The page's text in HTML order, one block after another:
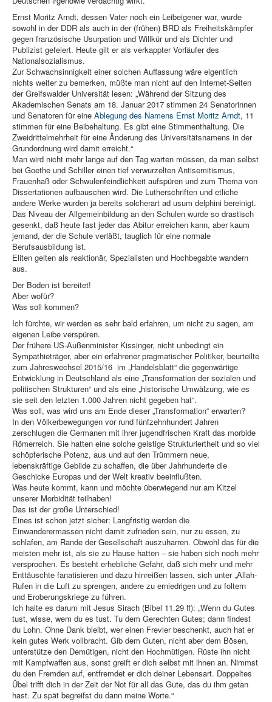
Ernst Moritz Arndt, dessen Vater noch ein Leibeigener war, wurde
sowohl in der DDR als auch in der (frühen) BRD als Freiheitskämpfer
gegen französische Usurpation und Willkür und als Dichter und
Publizist gefeiert. Heute gilt er als verkappter Vorläufer des
Nationalsozialismus.
Zur Schwachsinnigkeit einer solchen Auffassung wäre eigentlich
nichts weiter zu bemerken, müßte man nicht auf den Internet-Seiten
der Greifswalder Universität lesen: „Während der Sitzung des
Akademischen Senats am 18. Januar 2017 stimmen 24 Senatorinnen
und Senatoren für eine Ablegung des Namens Ernst Moritz Arndt, 11
stimmen für eine Beibehaltung. Es gibt eine Stimmenthaltung. Die
Zweidrittelmehrheit für eine Änderung des Universitätsnamens in der
Grundordnung wird damit erreicht.“
Man wird nicht mehr lange auf den Tag warten müssen, da man selbst
bei Goethe und Schiller einen tief verwurzelten Antisemitismus,
Frauenhaß oder Schwulenfeindlichkeit aufspüren und zum Thema von
Dissertationen aufbauschen wird. Die Lutherschriften und etliche
andere Werke wurden ja bereits solcherart ad usum delphini bereinigt.
Das Niveau der Allgemeinbildung an den Schulen wurde so drastisch
gesenkt, daß heute fast jeder das Abitur erreichen kann, aber kaum
jemand, der die Schule verläßt, tauglich für eine normale
Berufsausbildung ist.
Eliten gelten als reaktionär, Spezialisten und Hochbegabte wandern
aus.
Der Boden ist bereitet!
Aber wofür?
Was soll kommen?
Ich fürchte, wir werden es sehr bald erfahren, um nicht zu sagen, am
eigenen Leibe verspüren.
Der frühere US-Außenminister Kissinger, nicht unbedingt ein
Sympathieträger, aber ein erfahrener pragmatischer Politiker, beurteilte
zum Jahreswechsel 2015/16 im „Handelsblatt“ die gegenwärtige
Entwicklung in Deutschland als eine „Transformation der sozialen und
politischen Strukturen“ und als eine „historische Umwälzung, wie es
sie seit den letzten 1.000 Jahren nicht gegeben hat“.
Was soll, was wird uns am Ende dieser „Transformation“ erwarten?
In den Völkerbewegungen vor rund fünfzehnhundert Jahren
zerschlugen die Germanen mit ihrer jugendfrischen Kraft das morbide
Römerreich. Sie hatten eine solche geistige Strukturiertheit und so viel
schöpferische Potenz, aus und auf den Trümmern neue,
lebenskräftige Gebilde zu schaffen, die über Jahrhunderte die
Geschicke Europas und der Welt kreativ beeinflußten.
Was heute kommt, kann und möchte überwiegend nur am Kitzel
unserer Morbidität teilhaben!
Das ist der große Unterschied!
Eines ist schon jetzt sicher: Langfristig werden die
Einwanderermassen nicht damit zufrieden sein, nur zu essen, zu
schlafen, am Rande der Gesellschaft auszuharren. Obwohl das für die
meisten mehr ist, als sie zu Hause hatten – sie haben sich noch mehr
versprochen. Es besteht erhebliche Gefahr, daß sich mehr und mehr
Enttäuschte fanatisieren und dazu hinreißen lassen, sich unter „Allah-
Rufen in die Luft zu sprengen, andere zu erniedrigen und zu foltern
und Eroberungskriege zu führen.
Ich halte es darum mit Jesus Sirach (Bibel 11.29 ff): „Wenn du Gutes
tust, wisse, wem du es tust. Tu dem Gerechten Gutes; dann findest
du Lohn. Ohne Dank bleibt, wer einen Frevler beschenkt, auch hat er
kein gutes Werk vollbracht. Gib dem Guten, nicht aber dem Bösen,
unterstütze den Demütigen, nicht den Hochmütigen. Rüste ihn nicht
mit Kampfwaffen aus, sonst greift er dich selbst mit ihnen an. Nimmst
du den Fremden auf, entfremdet er dich deiner Lebensart. Doppeltes
Übel trifft dich in der Zeit der Not für all das Gute, das du ihm getan
hast. Zu spät begreifst du dann meine Worte.“